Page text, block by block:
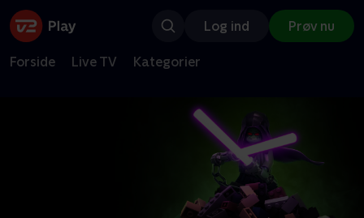
Log ind Prøv nu
Forside Live TV Kategorier